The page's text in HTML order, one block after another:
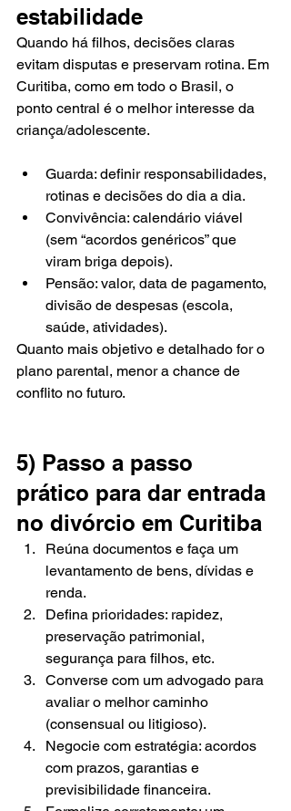
estabilidade
Quando há filhos, decisões claras
evitam disputas e preservam rotina. Em
Curitiba, como em todo o Brasil, o
ponto central é o melhor interesse da
criança/adolescente.
Guarda: definir responsabilidades,
rotinas e decisões do dia a dia.
Convivência: calendário viável
(sem “acordos genéricos” que
viram briga depois).
Pensão: valor, data de pagamento,
divisão de despesas (escola,
saúde, atividades).
Quanto mais objetivo e detalhado for o
plano parental, menor a chance de
conflito no futuro.
5) Passo a passo
prático para dar entrada
no divórcio em Curitiba
Reúna documentos e faça um
levantamento de bens, dívidas e
renda.
Defina prioridades: rapidez,
preservação patrimonial,
segurança para filhos, etc.
Converse com um advogado para
avaliar o melhor caminho
(consensual ou litigioso).
Negocie com estratégia: acordos
com prazos, garantias e
previsibilidade financeira.